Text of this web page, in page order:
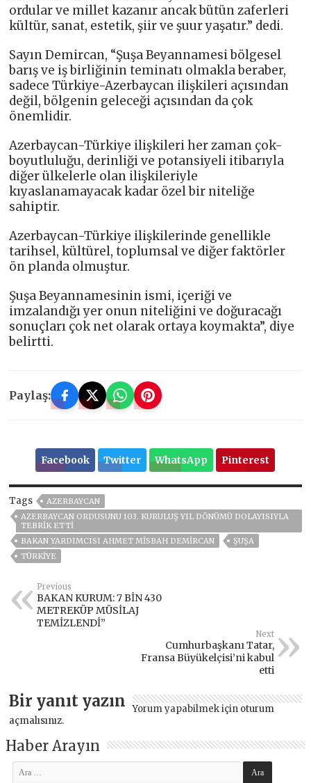
ordular ve millet kazanır ancak bütün zaferleri
kültür, sanat, estetik, şiir ve şuur yaşatır.” dedi.
Sayın Demircan, “Şuşa Beyannamesi bölgesel
barış ve iş birliğinin teminatı olmakla beraber,
sadece Türkiye-Azerbaycan ilişkileri açısından
değil, bölgenin geleceği açısından da çok
önemlidir.
Azerbaycan-Türkiye ilişkileri her zaman çok-
boyutluluğu, derinliği ve potansiyeli itibarıyla
diğer ülkelerle olan ilişkileriyle
kıyaslanamayacak kadar özel bir niteliğe
sahiptir.
Azerbaycan-Türkiye ilişkilerinde genellikle
tarihsel, kültürel, toplumsal ve diğer faktörler
ön planda olmuştur.
Şuşa Beyannamesinin ismi, içeriği ve
imzalandığı yer onun niteliğini ve doğuracağı
sonuçları çok net olarak ortaya koymakta”, diye
belirtti.
Paylaş:
Facebook Twitter WhatsApp Pinterest
Tags
AZERBAYCAN
AZERBAYCAN ORDUSUNU 103. KURULUŞ YIL DÖNÜMÜ DOLAYISIYLA
TEBRIK ETTI
BAKAN YARDIMCISI AHMET MISBAH DEMIRCAN
ŞUŞA
TÜRKİYE
Previous
BAKAN KURUM: 7 BİN 430
METREKÜP MÜSİLAJ
TEMİZLENDİ”
Next
Cumhurbaşkanı Tatar,
Fransa Büyükelçisi’ni kabul
etti
Bir yanıt yazın Yorum yapabilmek için oturum
açmalısınız.
Haber Arayın